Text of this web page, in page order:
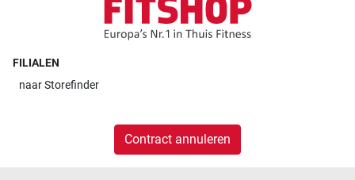
FILIALEN
naarStorefinder
Contract annuleren